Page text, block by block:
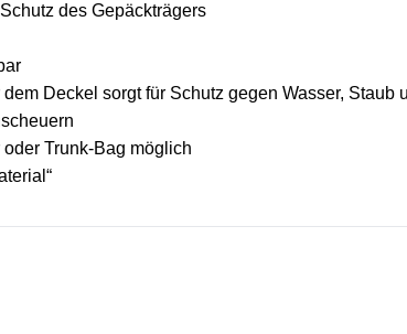
des Gepäckträgers
Deckel sorgt für Schutz gegen Wasser, Staub
Trunk-Bag möglich